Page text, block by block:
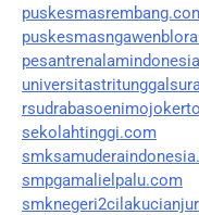
sekolahtinggi.com
smpgamalielpalu.com